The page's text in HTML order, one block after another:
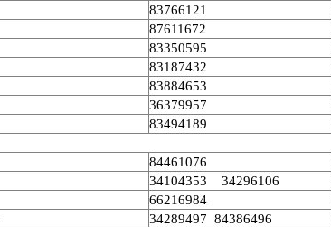
83766121
87611672
83350595
83187432
83884653
36379957
83494189
84461076
34104353 34296106
66216984
34289497 84386496